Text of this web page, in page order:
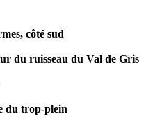
côté sud
du ruisseau du Val de Gris
du trop-plein